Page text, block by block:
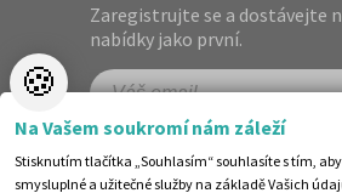
Zaregistrujte se a dostávejte
nabídky jako první.
🍪
Na Vašem soukromí nám záleží
Stisknutím tlačítka „Souhlasím“ souhlasíte s tím,
smysluplné a užitečné služby na základě Vašich